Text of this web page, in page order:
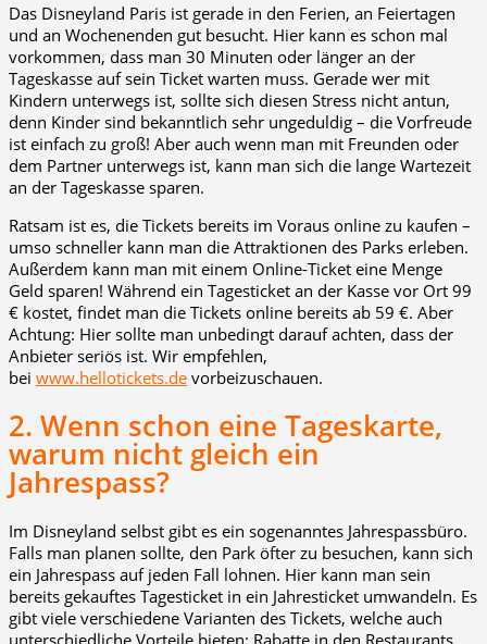
Das Disneyland Paris ist gerade in den Ferien, an Feiertagen
und an Wochenenden gut besucht. Hier kann es schon mal
vorkommen, dass man 30 Minuten oder länger an der
Tageskasse auf sein Ticket warten muss. Gerade wer mit
Kindern unterwegs ist, sollte sich diesen Stress nicht antun,
denn Kinder sind bekanntlich sehr ungeduldig – die Vorfreude
ist einfach zu groß! Aber auch wenn man mit Freunden oder
dem Partner unterwegs ist, kann man sich die lange Wartezeit
an der Tageskasse sparen.
Ratsam ist es, die Tickets bereits im Voraus online zu kaufen –
umso schneller kann man die Attraktionen des Parks erleben.
Außerdem kann man mit einem Online-Ticket eine Menge
Geld sparen! Während ein Tagesticket an der Kasse vor Ort 99
€ kostet, findet man die Tickets online bereits ab 59 €. Aber
Achtung: Hier sollte man unbedingt darauf achten, dass der
Anbieter seriös ist. Wir empfehlen,
bei www.hellotickets.de vorbeizuschauen.
2. Wenn schon eine Tageskarte,
warum nicht gleich ein
Jahrespass?
Im Disneyland selbst gibt es ein sogenanntes Jahrespassbüro.
Falls man planen sollte, den Park öfter zu besuchen, kann sich
ein Jahrespass auf jeden Fall lohnen. Hier kann man sein
bereits gekauftes Tagesticket in ein Jahresticket umwandeln. Es
gibt viele verschiedene Varianten des Tickets, welche auch
unterschiedliche Vorteile bieten: Rabatte in den Restaurants